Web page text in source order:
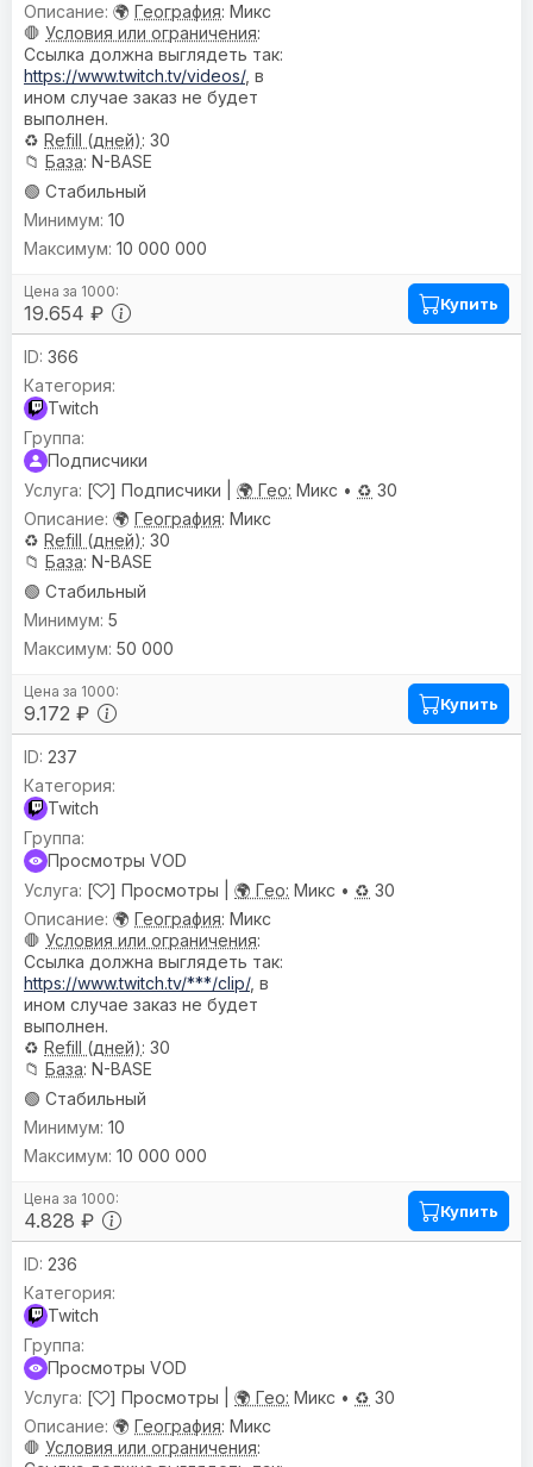
🌍 География: Микс
🛑 Условия или ограничения:
Ссылка должна выглядеть так:
https://www.twitch.tv/videos/, в
ином случае заказ не будет
выполнен.
♻️ Refill (дней): 30
📁 База: N-BASE
🟢 Стабильный
19.654 ₽
10
10 000 000
Купить
366
Twitch
Подписчики
[
] Подписчики | 🌍 Гео: Микс • ♻️ 30
🌍 География: Микс
♻️ Refill (дней): 30
📁 База: N-BASE
🟢 Стабильный
9.172 ₽
5
50 000
Купить
237
Twitch
Просмотры VOD
[
] Просмотры | 🌍 Гео: Микс • ♻️ 30
🌍 География: Микс
🛑 Условия или ограничения:
Ссылка должна выглядеть так:
https://www.twitch.tv/***/clip/, в
ином случае заказ не будет
выполнен.
♻️ Refill (дней): 30
📁 База: N-BASE
🟢 Стабильный
4.828 ₽
10
10 000 000
Купить
236
Twitch
Просмотры VOD
[
] Просмотры | 🌍 Гео: Микс • ♻️ 30
🌍 География: Микс
🛑 Условия или ограничения: